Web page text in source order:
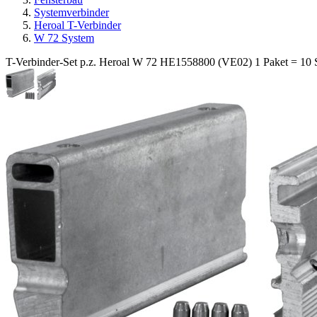
Systemverbinder
Heroal T-Verbinder
W 72 System
T-Verbinder-Set p.z. Heroal W 72 HE1558800 (VE02) 1 Paket = 10